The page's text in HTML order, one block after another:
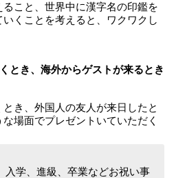
こと、世界中に漢字名の印鑑を
くことを考えると、ワクワクし
とき、海外からゲストが来るとき
き、外国人の友人が来日したと
場面でプレゼントいていただく
入学、進級、卒業などお祝い事